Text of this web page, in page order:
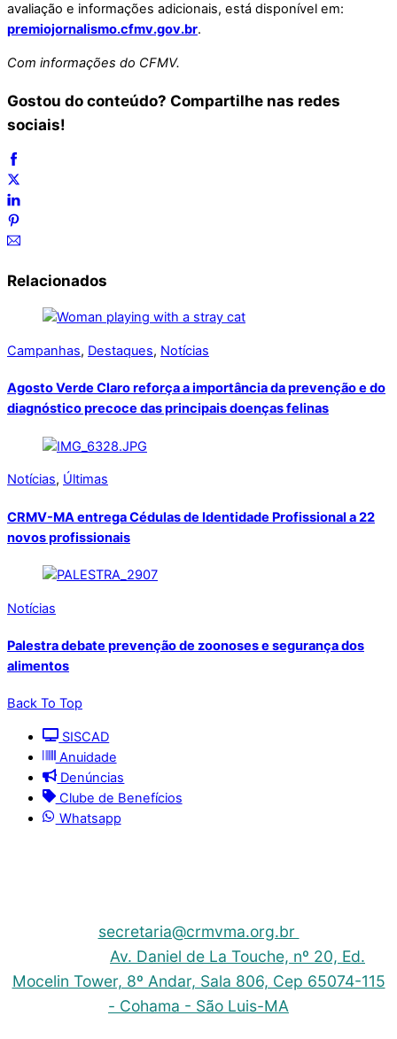
avaliação e informações adicionais, está disponível em:
premiojornalismo.cfmv.gov.br.
Com informações do CFMV.
Gostou do conteúdo? Compartilhe nas redes
sociais!
Relacionados
Campanhas, Destaques, Notícias
Agosto Verde Claro reforça a importância da prevenção e do
diagnóstico precoce das principais doenças felinas
Notícias, Últimas
CRMV-MA entrega Cédulas de Identidade Profissional a 22
novos profissionais
Notícias
Palestra debate prevenção de zoonoses e segurança dos
alimentos
Back To Top
SISCAD
Anuidade
Denúncias
Clube de Benefícios
Whatsapp
secretaria@crmvma.org.br
Av. Daniel de La Touche, nº 20, Ed.
Mocelin Tower, 8º Andar, Sala 806, Cep 65074-115
- Cohama - São Luis-MA